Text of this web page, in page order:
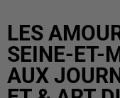
LES
SEINE-ET-
AUX